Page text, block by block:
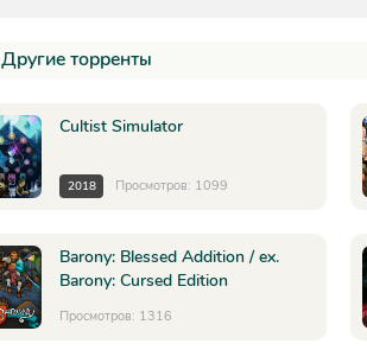
Другие торренты
Cultist Simulator
2018 Просмотров: 1099
Barony: Blessed Addition / ex.
Barony: Cursed Edition
Просмотров: 1316